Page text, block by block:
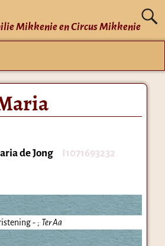
Mikkenie en Circus Mikkenie
de Jong I1071693232
- ; Ter Aa